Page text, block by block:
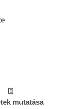
mutatása